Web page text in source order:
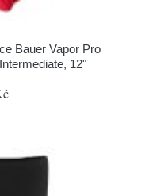
Bauer Vapor Pro
12"